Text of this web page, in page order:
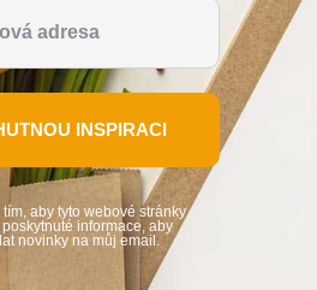
INSPIRACI
aby tyto webové stránky
informace, aby
novinky na můj email.